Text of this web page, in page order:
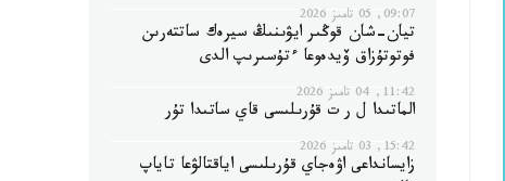
09:07, 05 تامىز 2026
تيان-شان قوڭىر ايۋىنىڭ سيرەك ساتتەرىن
فوتوتۇزاق ۆيدەوعا ءتۇسىرىپ الدى
11:42, 04 تامىز 2026
الماتىدا ل ر ت قۇرىلىسى قاي ساتىدا تۇر
15:42, 03 تامىز 2026
زايسانداعى اۋەجاي قۇرىلىسى اياقتالۋعا تاياپ